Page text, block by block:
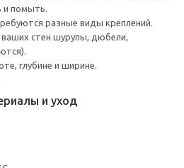
и помыть.
разные виды креплений.
стен шурупы, дюбели,
глубине и ширине.
и уход